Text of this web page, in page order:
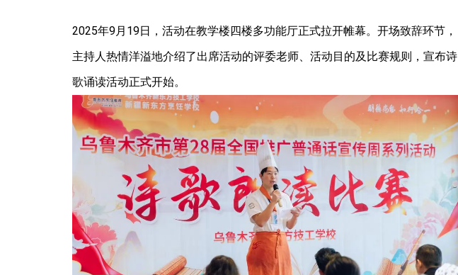
2025年9月19日，活动在教学楼四楼多功能厅正式拉开帷幕。开场致辞环节，
主持人热情洋溢地介绍了出席活动的评委老师、活动目的及比赛规则，宣布诗
歌诵读活动正式开始。